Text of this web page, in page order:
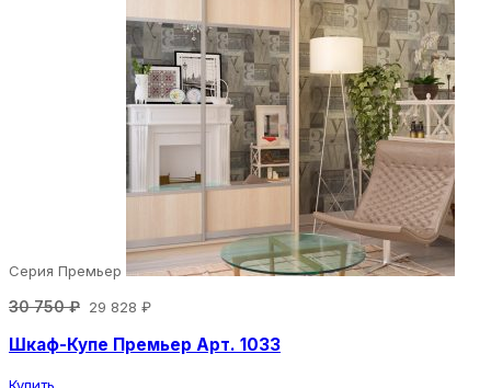
Серия Премьер
30 750 ₽ 29 828 ₽
Шкаф-Купе Премьер Арт. 1033
Купить